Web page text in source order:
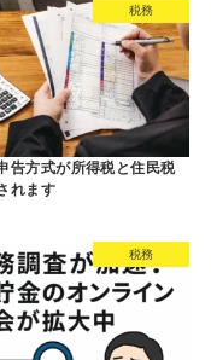
税務
告方式が所得税と住民税
れます
税務